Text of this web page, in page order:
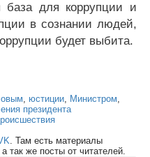
база для коррупции и
в сознании людей,
будет выбита.
, юстиции, Министром,
президента
. Там есть материалы
так же посты от читателей.